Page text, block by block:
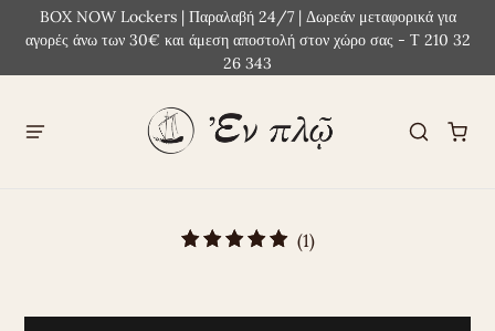
BOX NOW Lockers | Παραλαβή 24/7 | Δωρεάν μεταφορικά για
αγορές άνω των 30€ και άμεση αποστολή στον χώρο σας - Τ 210 32
26 343
(1)